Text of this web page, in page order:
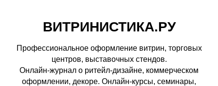
ВИТРИНИСТИКА.РУ
Профессиональное оформление витрин, торговых
центров, выставочных стендов.
Онлайн-журнал о ритейл-дизайне, коммерческом
оформлении, декоре. Онлайн-курсы, семинары,